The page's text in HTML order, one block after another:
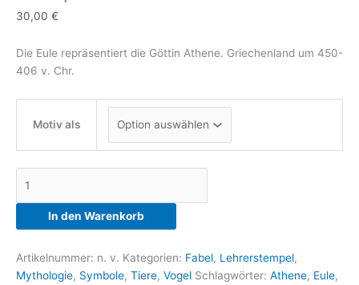
30,00 €
Die Eule repräsentiert die Göttin Athene. Griechenland um 450-
406 v. Chr.
Motiv als
Eule
Göttin
Menge
In den Warenkorb
Artikelnummer: n. v. Kategorien: Fabel, Lehrerstempel,
Mythologie, Symbole, Tiere, Vogel Schlagwörter: Athene, Eule,